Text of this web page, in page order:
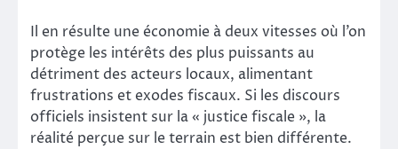
Il en résulte une économie à deux vitesses où l’on
protège les intérêts des plus puissants au
détriment des acteurs locaux, alimentant
frustrations et exodes fiscaux. Si les discours
officiels insistent sur la « justice fiscale », la
réalité perçue sur le terrain est bien différente.